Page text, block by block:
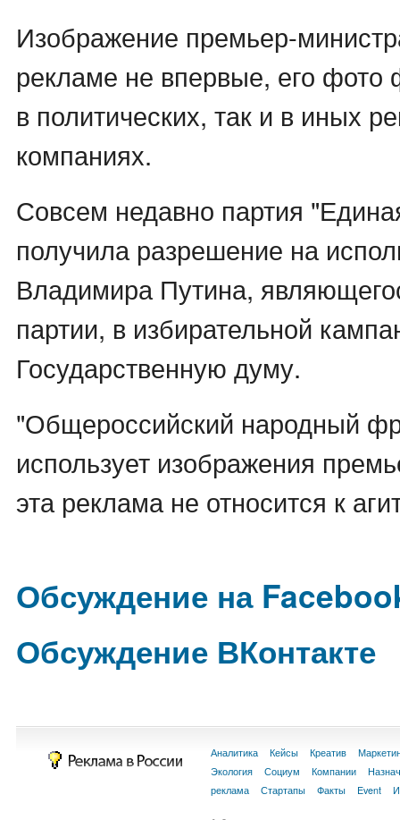
Изображение премьер-
рекламе не впервые, его фото
в политических, так и в иных
компаниях.
Совсем недавно партия
получила разрешение на
Владимира Путина,
партии, в избирательной
Государственную думу.
"Общероссийский народный
использует изображения
эта реклама не относится к
Обсуждение на
Обсуждение ВКонтакте
Аналитика Кейсы Креатив
Экология
Социум Компании
реклама
Стартапы Факты Event